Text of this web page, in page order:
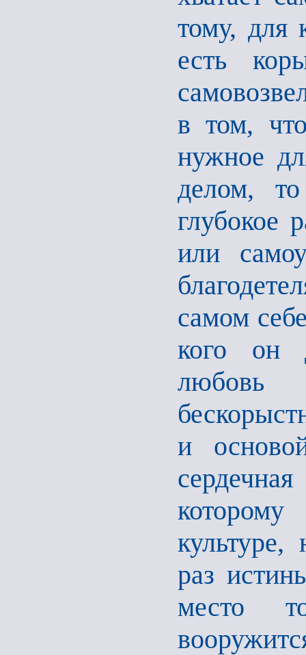
тому, для
есть
в том,
нужное
делом,
глубокое
или
самом
кого он
и
раз
место